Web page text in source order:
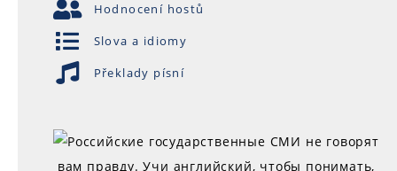
Hodnocení hostů
Slova a idiomy
Překlady písní